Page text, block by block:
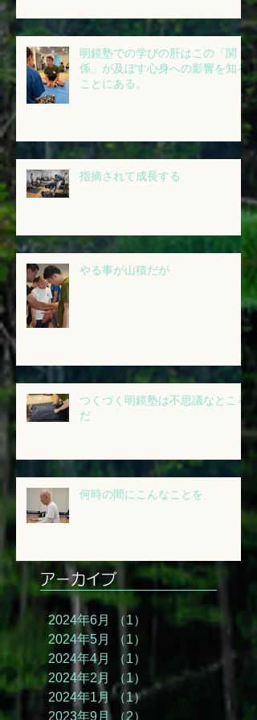
明鏡塾での学びの肝はこの「関
係」が及ぼす心身への影響を知る
ことにある。
指摘されて成長する
やる事が山積だが
つくづく明鏡塾は不思議なところ
だ
何時の間にこんなことを
アーカイブ
2024年6月 （1）
1件の記事
2024年5月
（1）
2024年4月
（1）
2024年2月
（1）
1件の記事
2024年1月 （1）1件の記事
2023年9月
（2）